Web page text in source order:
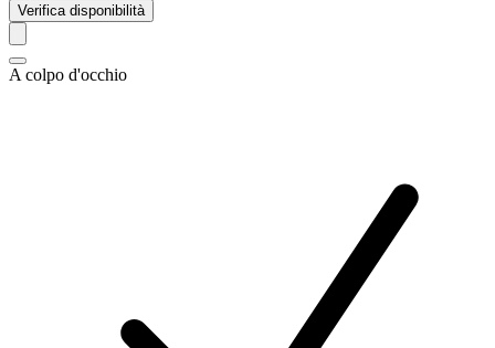
Verifica disponibilità
A colpo d'occhio